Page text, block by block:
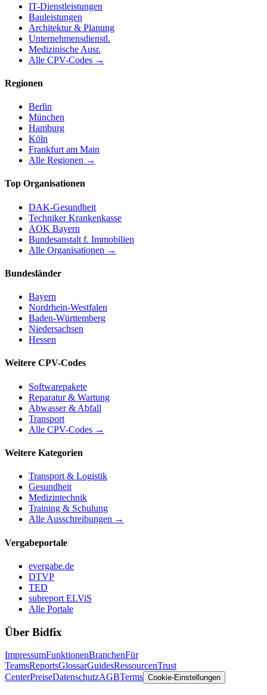
IT-Dienstleistungen
Bauleistungen
Architektur & Planung
Unternehmensdienstl.
Medizinische Ausr.
Alle CPV-Codes →
Regionen
Berlin
München
Hamburg
Köln
Frankfurt am Main
Alle Regionen →
Top Organisationen
DAK-Gesundheit
Techniker Krankenkasse
AOK Bayern
Bundesanstalt f. Immobilien
Alle Organisationen →
Bundesländer
Bayern
Nordrhein-Westfalen
Baden-Württemberg
Niedersachsen
Hessen
Weitere CPV-Codes
Softwarepakete
Reparatur & Wartung
Abwasser & Abfall
Transport
Alle CPV-Codes →
Weitere Kategorien
Transport & Logistik
Gesundheit
Medizintechnik
Training & Schulung
Alle Ausschreibungen →
Vergabeportale
evergabe.de
DTVP
TED
subreport ELViS
Alle Portale
Über Bidfix
ImpressumFunktionenBranchenFür
TeamsReportsGlossarGuidesRessourcenTrust
CenterPreiseDatenschutzAGBTerms Cookie-Einstellungen